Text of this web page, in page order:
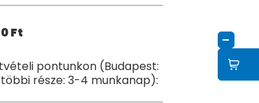
Ft
pontunkon (Budapest:
része: 3-4 munkanap):
–